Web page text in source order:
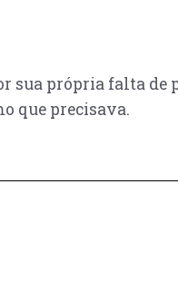
sua própria falta de
que precisava.